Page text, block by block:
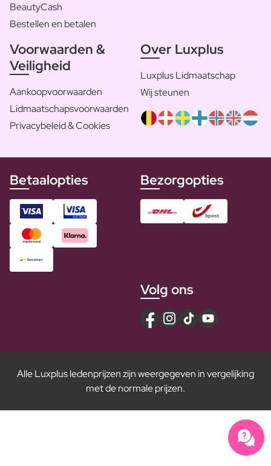
BeautyCash
Bestellen en betalen
Voorwaarden &
Veiligheid
Aankoopvoorwaarden
Lidmaatschapsvoorwaarden
Privacybeleid & Cookies
Over Luxplus
Luxplus Lidmaatschap
Wij steunen
Betaalopties Bezorgopties
Volg ons
Alle Luxplus ledenprijzen zijn weergegeven in vergelijking
met de normale prijzen.